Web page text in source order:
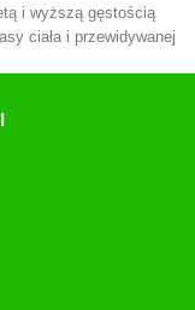
i wyższą gęstością
ciała i przewidywanej
dla całej domowej